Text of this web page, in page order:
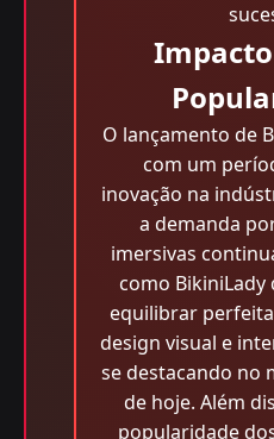
O lançamento de
com um
inovação na
a demanda
imersivas
como BikiniLady
equilibrar
design visual e
se destacando no
de hoje. Além
popularidade